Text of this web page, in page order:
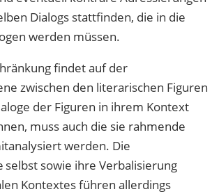
Dialogs stattfinden, die in die
werden müssen.
findet auf der
zwischen den literarischen Figuren
der Figuren in ihrem Kontext
muss auch die sie rahmende
werden. Die
selbst sowie ihre Verbalisierung
Kontextes führen allerdings